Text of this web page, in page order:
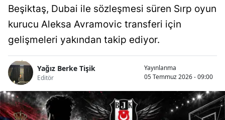
Beşiktaş, Dubai ile sözleşmesi süren Sırp oyun
kurucu Aleksa Avramovic transferi için
gelişmeleri yakından takip ediyor.
Yağız Berke Tişik
Editör
Yayınlanma
05 Temmuz 2026 - 09:00